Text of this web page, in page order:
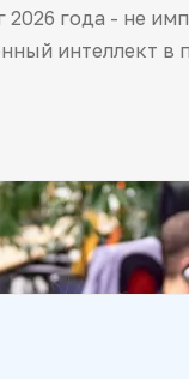
2026 года - не
интеллект в